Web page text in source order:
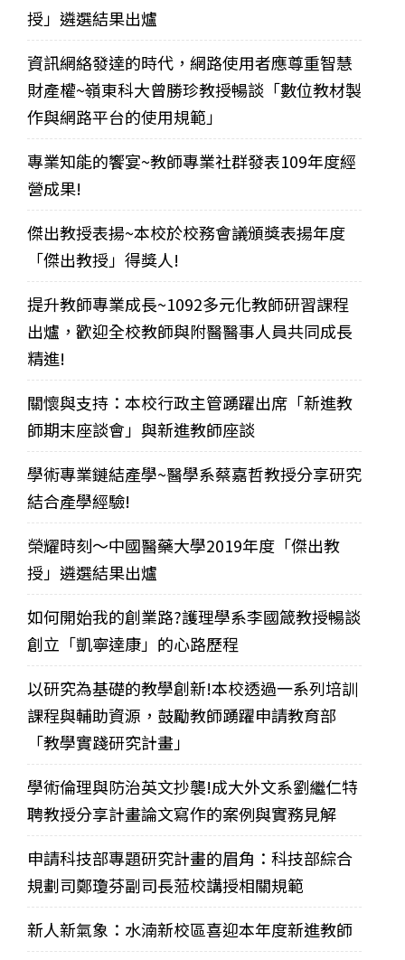
授」遴選結果出爐
資訊網絡發達的時代，網路使用者應尊重智慧
財產權~嶺東科大曾勝珍教授暢談「數位教材製
作與網路平台的使用規範」
專業知能的饗宴~教師專業社群發表109年度經
營成果!
傑出教授表揚~本校於校務會議頒獎表揚年度
「傑出教授」得獎人!
提升教師專業成長~1092多元化教師研習課程
出爐，歡迎全校教師與附醫醫事人員共同成長
精進!
關懷與支持：本校行政主管踴躍出席「新進教
師期末座談會」與新進教師座談
學術專業鏈結產學~醫學系蔡嘉哲教授分享研究
結合產學經驗!
榮耀時刻～中國醫藥大學2019年度「傑出教
授」遴選結果出爐
如何開始我的創業路?護理學系李國箴教授暢談
創立「凱寧達康」的心路歷程
以研究為基礎的教學創新!本校透過一系列培訓
課程與輔助資源，鼓勵教師踴躍申請教育部
「教學實踐研究計畫」
學術倫理與防治英文抄襲!成大外文系劉繼仁特
聘教授分享計畫論文寫作的案例與實務見解
申請科技部專題研究計畫的眉角：科技部綜合
規劃司鄭瓊芬副司長蒞校講授相關規範
新人新氣象：水湳新校區喜迎本年度新進教師